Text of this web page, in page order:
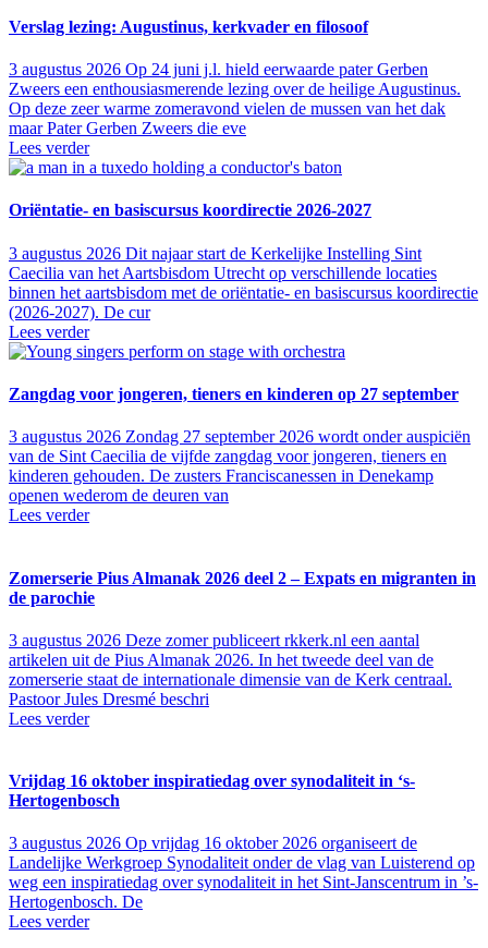
Verslag lezing: Augustinus, kerkvader en filosoof
3 augustus 2026 Op 24 juni j.l. hield eerwaarde pater Gerben
Zweers een enthousiasmerende lezing over de heilige Augustinus.
Op deze zeer warme zomeravond vielen de mussen van het dak
maar Pater Gerben Zweers die eve
Lees verder
Oriëntatie- en basiscursus koordirectie 2026-2027
3 augustus 2026 Dit najaar start de Kerkelijke Instelling Sint
Caecilia van het Aartsbisdom Utrecht op verschillende locaties
binnen het aartsbisdom met de oriëntatie- en basiscursus koordirectie
(2026-2027). De cur
Lees verder
Zangdag voor jongeren, tieners en kinderen op 27 september
3 augustus 2026 Zondag 27 september 2026 wordt onder auspiciën
van de Sint Caecilia de vijfde zangdag voor jongeren, tieners en
kinderen gehouden. De zusters Franciscanessen in Denekamp
openen wederom de deuren van
Lees verder
Zomerserie Pius Almanak 2026 deel 2 – Expats en migranten in
de parochie
3 augustus 2026 Deze zomer publiceert rkkerk.nl een aantal
artikelen uit de Pius Almanak 2026. In het tweede deel van de
zomerserie staat de internationale dimensie van de Kerk centraal.
Pastoor Jules Dresmé beschri
Lees verder
Vrijdag 16 oktober inspiratiedag over synodaliteit in ‘s-
Hertogenbosch
3 augustus 2026 Op vrijdag 16 oktober 2026 organiseert de
Landelijke Werkgroep Synodaliteit onder de vlag van Luisterend op
weg een inspiratiedag over synodaliteit in het Sint-Janscentrum in ’s-
Hertogenbosch. De
Lees verder